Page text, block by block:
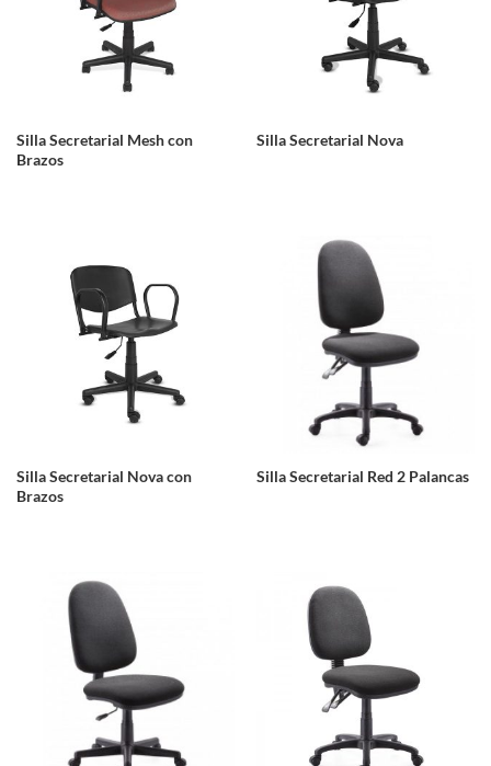
Silla Secretarial Mesh con
Brazos
Silla Secretarial Nova
Silla Secretarial Nova con
Brazos
Silla Secretarial Red 2 Palancas